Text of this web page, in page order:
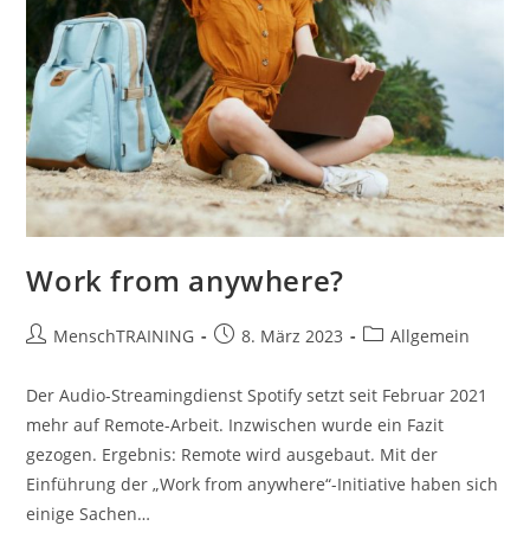
Work from anywhere?
Beitrags-
MenschTRAINING
Beitrag8. März 2023
Beitrags-
Allgemein
Der Audio-Streamingdienst Spotify setzt seit Februar 2021
mehr auf Remote-Arbeit. Inzwischen wurde ein Fazit
gezogen. Ergebnis: Remote wird ausgebaut. Mit der
Einführung der „Work from anywhere“-Initiative haben sich
einige Sachen…